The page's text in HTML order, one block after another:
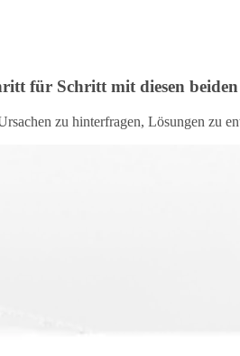
für Schritt mit diesen
zu hinterfragen, Lösungen zu